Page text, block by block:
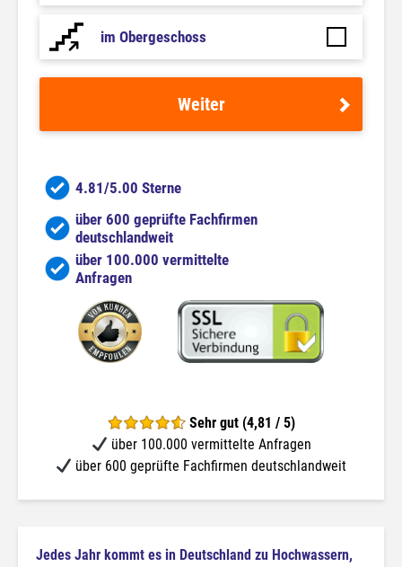
im Obergeschoss
Weiter
4.81/5.00 Sterne
über 600 geprüfte Fachfirmen
deutschlandweit
über 100.000 vermittelte
Anfragen
Sehr gut (4,81 / 5)
über 100.000 vermittelte Anfragen
über 600 geprüfte Fachfirmen deutschlandweit
Jedes Jahr kommt es in Deutschland zu Hochwassern,